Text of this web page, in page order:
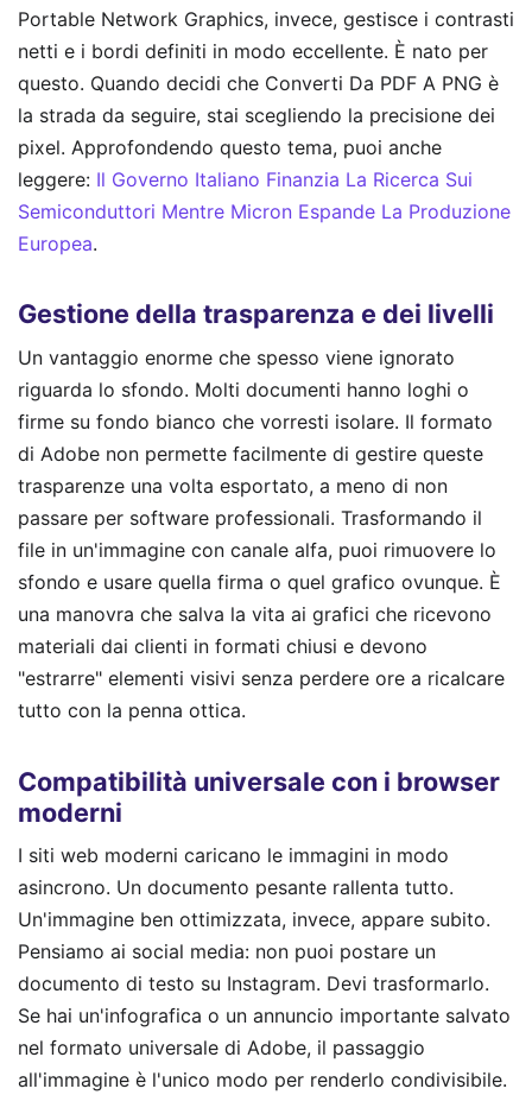
Portable Network Graphics, invece, gestisce i contrasti
netti e i bordi definiti in modo eccellente. È nato per
questo. Quando decidi che Converti Da PDF A PNG è
la strada da seguire, stai scegliendo la precisione dei
pixel. Approfondendo questo tema, puoi anche
leggere: Il Governo Italiano Finanzia La Ricerca Sui
Semiconduttori Mentre Micron Espande La Produzione
Europea.
Gestione della trasparenza e dei livelli
Un vantaggio enorme che spesso viene ignorato
riguarda lo sfondo. Molti documenti hanno loghi o
firme su fondo bianco che vorresti isolare. Il formato
di Adobe non permette facilmente di gestire queste
trasparenze una volta esportato, a meno di non
passare per software professionali. Trasformando il
file in un'immagine con canale alfa, puoi rimuovere lo
sfondo e usare quella firma o quel grafico ovunque. È
una manovra che salva la vita ai grafici che ricevono
materiali dai clienti in formati chiusi e devono
"estrarre" elementi visivi senza perdere ore a ricalcare
tutto con la penna ottica.
Compatibilità universale con i browser
moderni
I siti web moderni caricano le immagini in modo
asincrono. Un documento pesante rallenta tutto.
Un'immagine ben ottimizzata, invece, appare subito.
Pensiamo ai social media: non puoi postare un
documento di testo su Instagram. Devi trasformarlo.
Se hai un'infografica o un annuncio importante salvato
nel formato universale di Adobe, il passaggio
all'immagine è l'unico modo per renderlo condivisibile.